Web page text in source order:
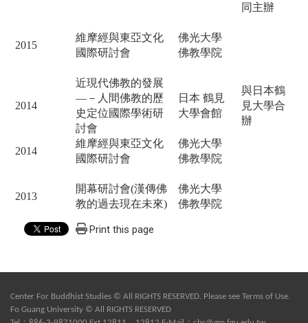
同主辦
2015
維摩經與東亞文化
國際研討會
佛光大學
佛教學院
2014
近現代佛教的發展
—－人間佛教的歷
史定位國際學術研
討會
日本 鶴見
大學會館
與日本鶴
見大學合
辦
2014
維摩經與東亞文化
國際研討會
佛光大學
佛教學院
2013
開幕研討會(漢傳佛
教的過去現在未來)
佛光大學
佛教學院
Print this page
Center For Buddhist Studies © All RIGHTS RESERVED. Please see Terms of Use
Fo Guang University © All RIGHTS RESERVED